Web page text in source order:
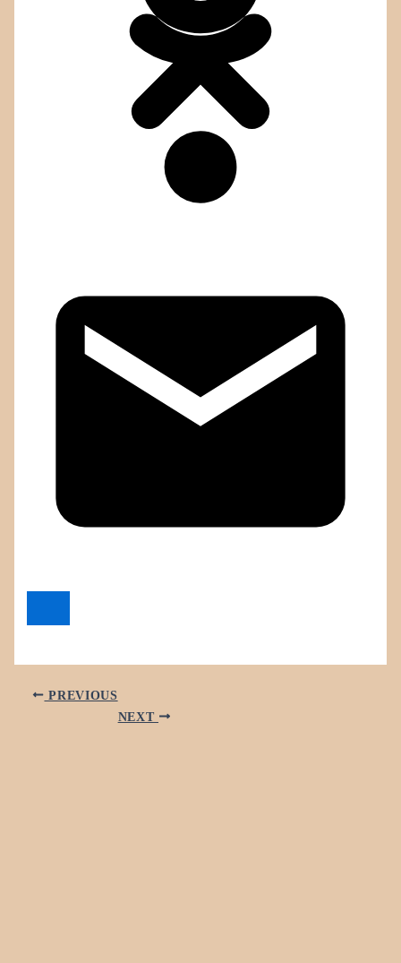
PREVIOUS
NEXT